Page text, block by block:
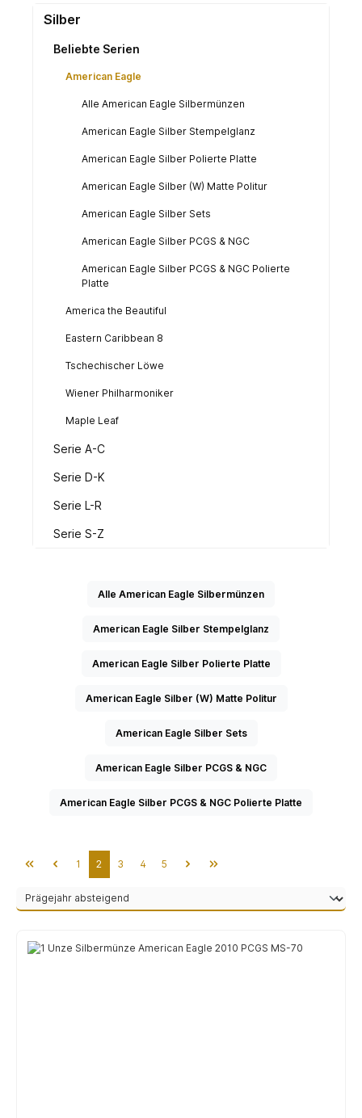
Silber
Beliebte Serien
American Eagle
Alle American Eagle Silbermünzen
American Eagle Silber Stempelglanz
American Eagle Silber Polierte Platte
American Eagle Silber (W) Matte Politur
American Eagle Silber Sets
American Eagle Silber PCGS & NGC
American Eagle Silber PCGS & NGC Polierte
Platte
America the Beautiful
Eastern Caribbean 8
Tschechischer Löwe
Wiener Philharmoniker
Maple Leaf
Serie A-C
Serie D-K
Serie L-R
Serie S-Z
Alle American Eagle Silbermünzen
American Eagle Silber Stempelglanz
American Eagle Silber Polierte Platte
American Eagle Silber (W) Matte Politur
American Eagle Silber Sets
American Eagle Silber PCGS & NGC
American Eagle Silber PCGS & NGC Polierte Platte
Seite
1 Seite
2 Seite
3 Seite
4 Seite
5